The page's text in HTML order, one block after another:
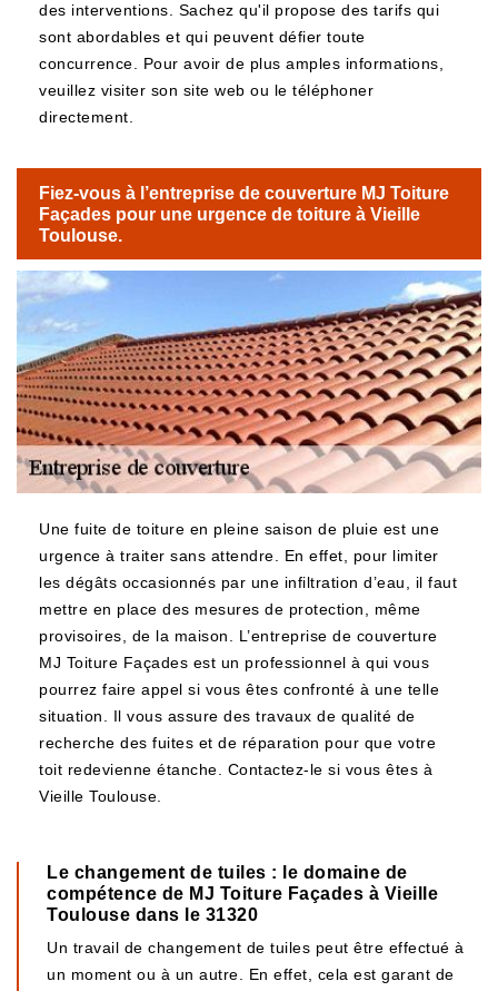
des interventions. Sachez qu'il propose des tarifs qui
sont abordables et qui peuvent défier toute
concurrence. Pour avoir de plus amples informations,
veuillez visiter son site web ou le téléphoner
directement.
Fiez-vous à l’entreprise de couverture MJ Toiture
Façades pour une urgence de toiture à Vieille
Toulouse.
Une fuite de toiture en pleine saison de pluie est une
urgence à traiter sans attendre. En effet, pour limiter
les dégâts occasionnés par une infiltration d’eau, il faut
mettre en place des mesures de protection, même
provisoires, de la maison. L’entreprise de couverture
MJ Toiture Façades est un professionnel à qui vous
pourrez faire appel si vous êtes confronté à une telle
situation. Il vous assure des travaux de qualité de
recherche des fuites et de réparation pour que votre
toit redevienne étanche. Contactez-le si vous êtes à
Vieille Toulouse.
Le changement de tuiles : le domaine de
compétence de MJ Toiture Façades à Vieille
Toulouse dans le 31320
Un travail de changement de tuiles peut être effectué à
un moment ou à un autre. En effet, cela est garant de